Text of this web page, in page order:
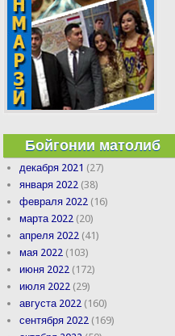
Бойгонии матолиб
декабря 2021 (27)
января 2022 (38)
февраля 2022 (16)
марта 2022 (20)
апреля 2022 (41)
мая 2022 (103)
июня 2022 (172)
июля 2022 (29)
августа 2022 (160)
сентября 2022 (169)